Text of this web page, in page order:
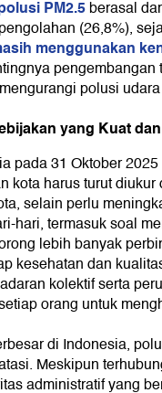
PM2.5berasal
(26,8%),
menggunakan
polusi
yang Kuat
pada 31 Oktober
kota harus turut
selain perlu
hari, termasuk soal
lebih banyak
kesehatan dan
kolektif serta
orang untuk
di Indonesia,
Meskipun
administratif yang